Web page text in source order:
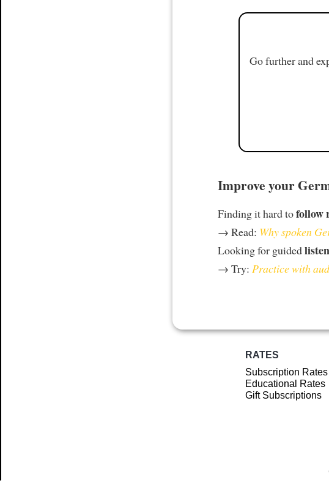
Go further and
Improve your
Finding it hard tofollow
→ Read: Why spoken
Looking for guided
→ Try: Practice with
RATES
Subscription Rates
Educational Rates
Gift Subscriptions